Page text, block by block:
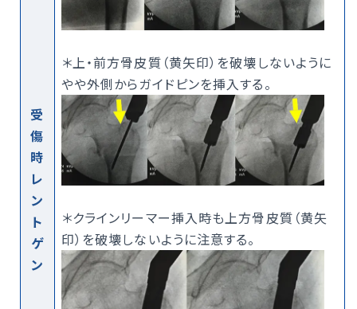
受
傷
時
レ
ン
ト
ゲ
ン
＊上・前方骨皮質（黄矢印）を破壊しないように
やや外側からガイドピンを挿入する。
＊クラインリーマー挿入時も上方骨皮質（黄矢
印）を破壊しないように注意する。